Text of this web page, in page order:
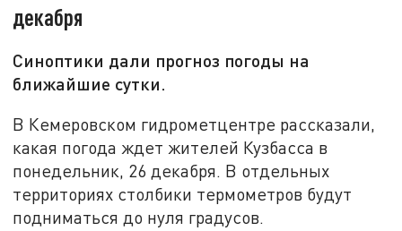
декабря
Синоптики дали прогноз погоды на
ближайшие сутки.
В Кемеровском гидрометцентре рассказали,
какая погода ждет жителей Кузбасса в
понедельник, 26 декабря. В отдельных
территориях столбики термометров будут
подниматься до нуля градусов.